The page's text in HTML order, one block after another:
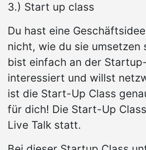
3.) Start up class
Du hast eine
nicht, wie du sie umsetzen
bist einfach an der
interessiert und willst
ist die Start-Up Class
für dich! Die Start-Up
Live Talk statt.